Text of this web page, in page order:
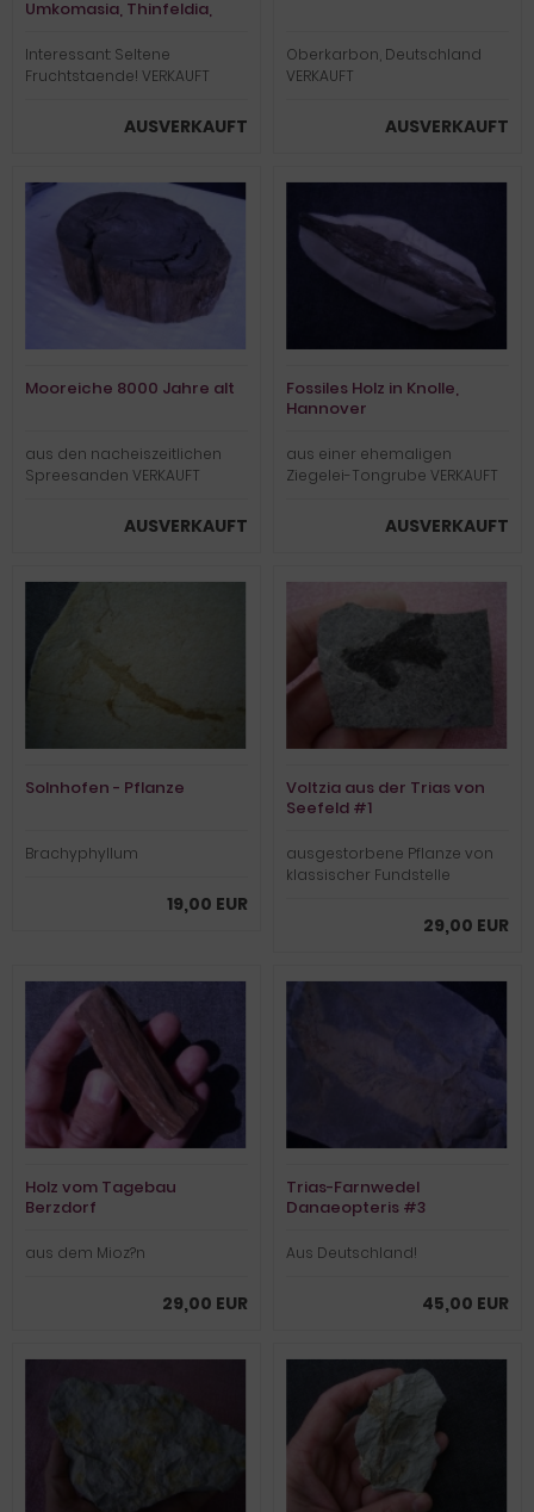
Umkomasia, Thinfeldia,
Interessant: Seltene
Fruchtstaende! VERKAUFT
AUSVERKAUFT
Oberkarbon, Deutschland
VERKAUFT
AUSVERKAUFT
Mooreiche 8000 Jahre alt
aus den nacheiszeitlichen
Spreesanden VERKAUFT
AUSVERKAUFT
Fossiles Holz in Knolle,
Hannover
aus einer ehemaligen
Ziegelei-Tongrube VERKAUFT
AUSVERKAUFT
Solnhofen - Pflanze
Brachyphyllum
19,00 EUR
Voltzia aus der Trias von
Seefeld #1
ausgestorbene Pflanze von
klassischer Fundstelle
29,00 EUR
Holz vom Tagebau
Berzdorf
aus dem Mioz?n
29,00 EUR
Trias-Farnwedel
Danaeopteris #3
Aus Deutschland!
45,00 EUR